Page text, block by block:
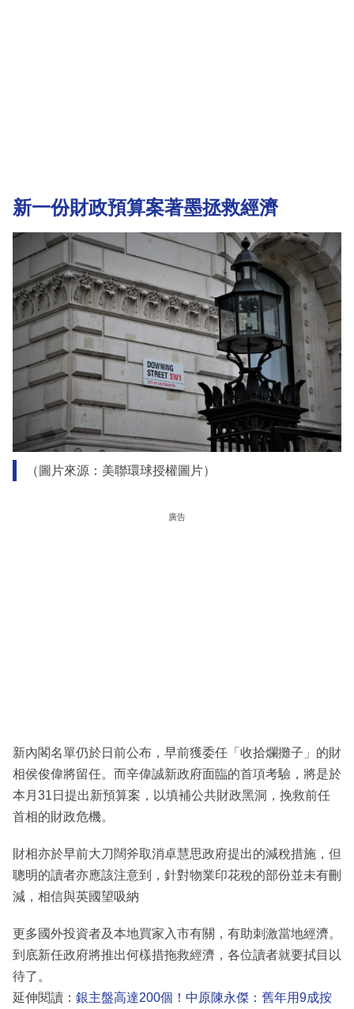
新一份財政預算案著墨拯救經濟
（圖片來源：美聯環球授權圖片）
廣告
新內閣名單仍於日前公布，早前獲委任「收拾爛攤子」的財
相侯俊偉將留任。而辛偉誠新政府面臨的首項考驗，將是於
本月31日提出新預算案，以填補公共財政黑洞，挽救前任
首相的財政危機。
財相亦於早前大刀闊斧取消卓慧思政府提出的減稅措施，但
聰明的讀者亦應該注意到，針對物業印花稅的部份並未有刪
減，相信與英國望吸納
更多國外投資者及本地買家入市有關，有助刺激當地經濟。
到底新任政府將推出何樣措拖救經濟，各位讀者就要拭目以
待了。
延伸閱讀： 銀主盤高達200個！中原陳永傑：舊年用9成按